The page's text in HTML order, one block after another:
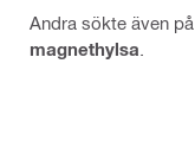
Andra sökte även på
magnethylsa